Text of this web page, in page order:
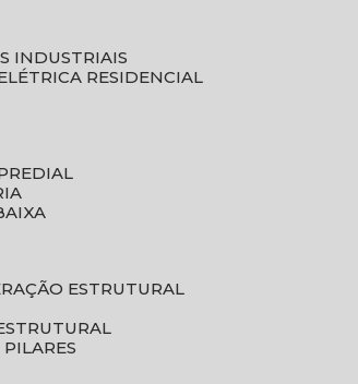
INDUSTRIAIS
RESIDENCIAL
ESTRUTURAL
PILARES